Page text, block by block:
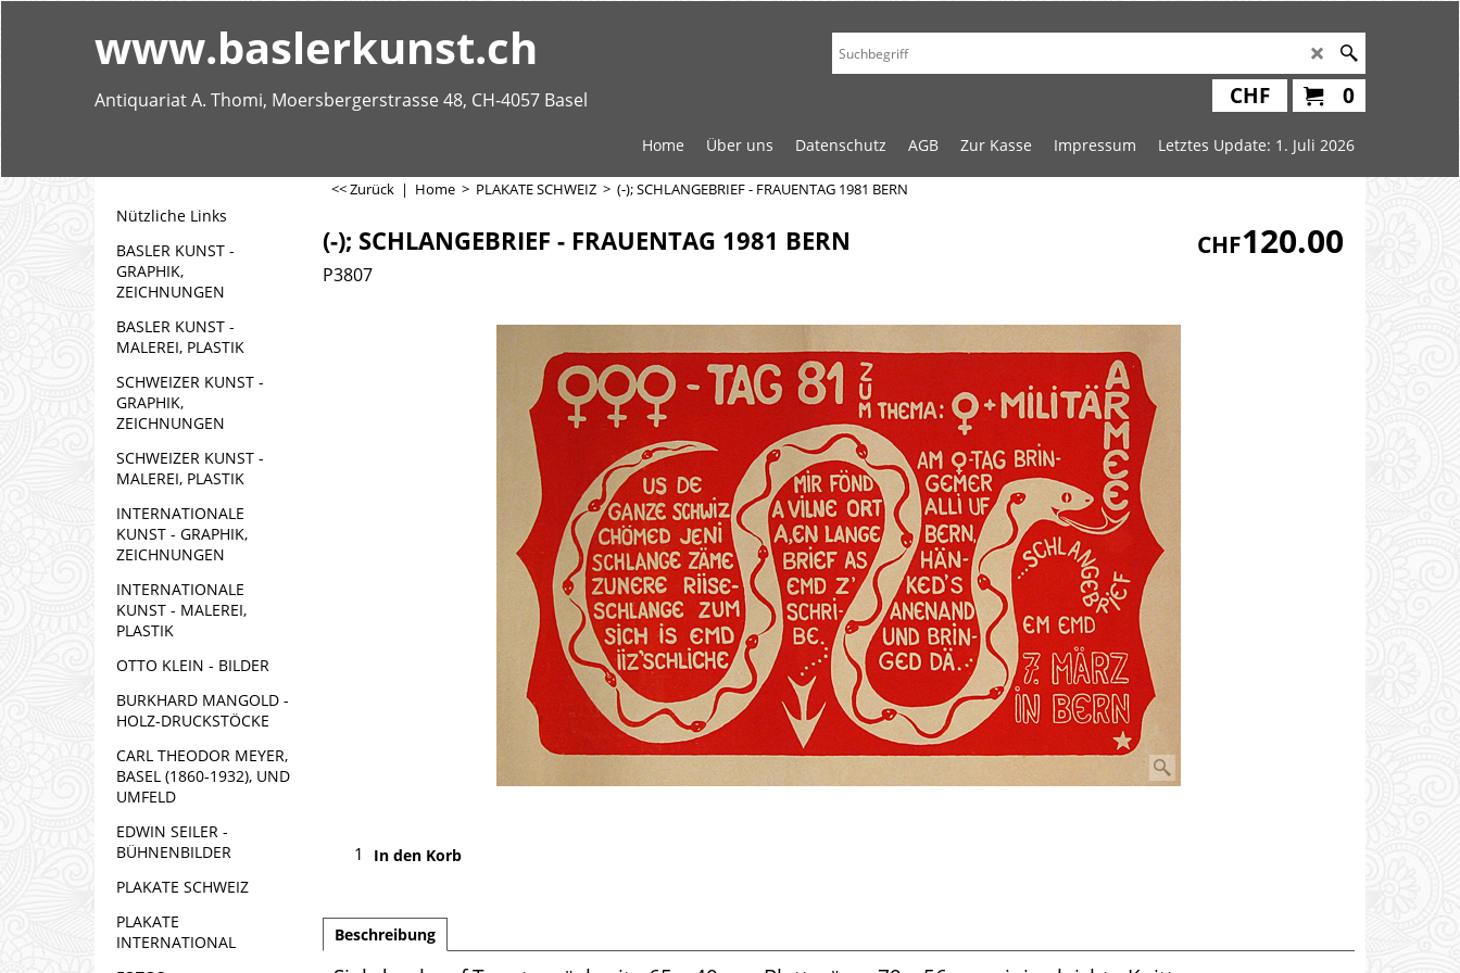
www.baslerkunst.ch
Antiquariat A. Thomi, Moersbergerstrasse 48, CH-4057 Basel 0
CHF
Home Über uns Datenschutz AGB Zur Kasse Impressum Letztes Update: 1. Juli 2026
Nützliche Links
BASLER KUNST -
GRAPHIK,
ZEICHNUNGEN
BASLER KUNST -
MALEREI, PLASTIK
SCHWEIZER KUNST -
GRAPHIK,
ZEICHNUNGEN
SCHWEIZER KUNST -
MALEREI, PLASTIK
INTERNATIONALE
KUNST - GRAPHIK,
ZEICHNUNGEN
INTERNATIONALE
KUNST - MALEREI,
PLASTIK
OTTO KLEIN - BILDER
BURKHARD MANGOLD -
HOLZ-DRUCKSTÖCKE
CARL THEODOR MEYER,
BASEL (1860-1932), UND
UMFELD
EDWIN SEILER -
BÜHNENBILDER
PLAKATE SCHWEIZ
PLAKATE
INTERNATIONAL
<< Zurück | Home > PLAKATE SCHWEIZ > (-); SCHLANGEBRIEF - FRAUENTAG 1981 BERN
(-); SCHLANGEBRIEF - FRAUENTAG 1981 BERN
P3807
CHF120.00
In den Korb
Beschreibung